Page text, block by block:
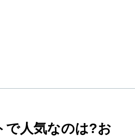
で人気なのは?お